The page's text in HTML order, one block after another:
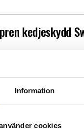
Information
cookies
kedjeskydd
kedjeskydd Swingarm